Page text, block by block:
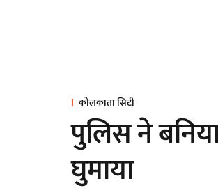
कोलकाता सिटी
पुलिस ने
घुमाया